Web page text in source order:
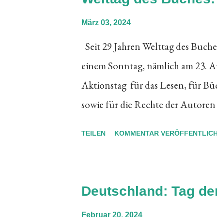
am 24. Dezember 1910 in
besuchte. Im Alter von 16 Jahren
Jacques Bollmann AG in Zürich
erlernen. Der Schriftsetzer im
(Hochdruck) war befasst mit der
März 03, 2024
Seit 29 Jahren Welttag des
einem Sonntag, nämlich am 23.
Aktionstag für das Lesen, für
sowie für die Rechte der
werden. Viel Freude an diesem
TEILEN KOMMENTAR
Deutschland: Tag
Februar 20, 2024